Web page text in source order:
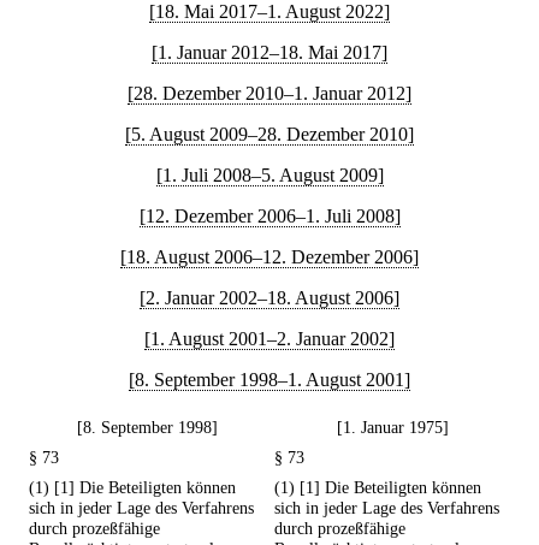
[18. Mai 2017–1. August 2022]
[1. Januar 2012–18. Mai 2017]
[28. Dezember 2010–1. Januar 2012]
[5. August 2009–28. Dezember 2010]
[1. Juli 2008–5. August 2009]
[12. Dezember 2006–1. Juli 2008]
[18. August 2006–12. Dezember 2006]
[2. Januar 2002–18. August 2006]
[1. August 2001–2. Januar 2002]
[8. September 1998–1. August 2001]
[8. September 1998]
[1. Januar 1975]
§ 73
§ 73
(1) [1] Die Beteiligten können
sich in jeder Lage des Verfahrens
durch prozeßfähige
(1) [1] Die Beteiligten können
sich in jeder Lage des Verfahrens
durch prozeßfähige